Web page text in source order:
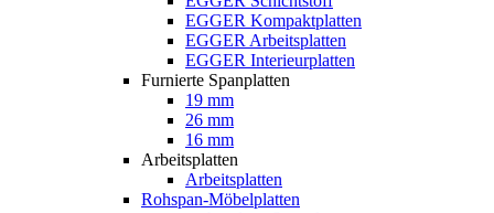
EGGER Kompaktplatten
EGGER Arbeitsplatten
EGGER Interieurplatten
Furnierte Spanplatten
19 mm
26 mm
16 mm
Arbeitsplatten
Arbeitsplatten
Rohspan-Möbelplatten